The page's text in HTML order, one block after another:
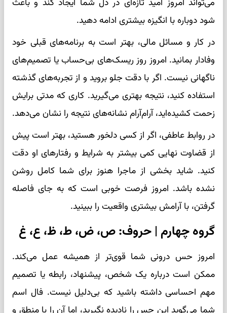
می‌تواند امروز امید تازه‌ای در دل شما ایجاد کند و باعث
شود دوباره با انگیزه بیشتری ادامه دهید.
در کار و مسائل مالی، بهتر است به برنامه‌های قبلی خود
وفادار بمانید. امروز روز ریسک‌های بی‌حساب یا تصمیم‌های
ناگهانی نیست. اگر با دقت جلو بروید و از تجربه‌های گذشته
استفاده کنید، نتیجه بهتری می‌گیرید. کاری که مدتی برایش
زحمت کشیده‌اید، آرام‌آرام نشانه‌های نتیجه را نشان می‌دهد.
در روابط عاطفی، اگر از کسی دلخور هستید، بهتر است پیش
از قضاوت نهایی کمی بیشتر به شرایط و رفتارهای او دقت
کنید. شاید بخشی از ماجرا هنوز برای شما کامل روشن
نشده باشد. امروز فرصت خوبی است که به جای فاصله
گرفتن، با آرامش بیشتری واقعیت را ببینید.
گروه چهارم | حروف: ص، ض، ط، ظ، ع، غ
امروز حس درونی شما قوی‌تر از همیشه عمل می‌کند.
ممکن است درباره یک شخص، پیشنهاد، رابطه یا تصمیم
مهم احساسی داشته باشید که بی‌دلیل نیست. فال اسم